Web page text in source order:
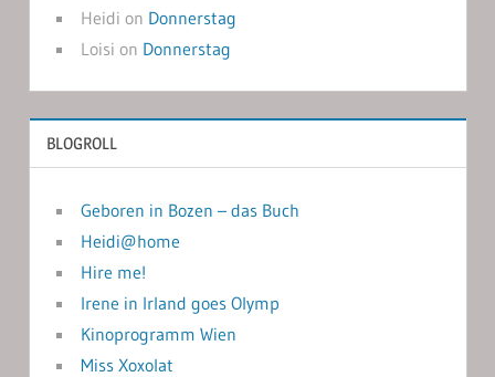
Heidi on Donnerstag
Loisi on Donnerstag
BLOGROLL
Geboren in Bozen – das Buch
Heidi@home
Hire me!
Irene in Irland goes Olymp
Kinoprogramm Wien
Miss Xoxolat